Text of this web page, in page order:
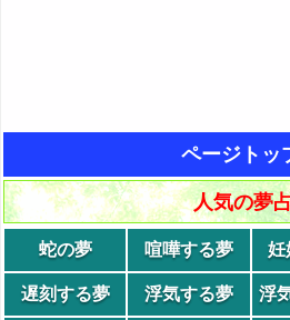
ページトッ
人気の夢
蛇の夢 喧嘩する夢 妊
遅刻する夢 浮気する夢 浮